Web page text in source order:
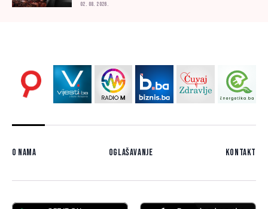
02. 08. 2026.
O nama Oglašavanje Kontakt